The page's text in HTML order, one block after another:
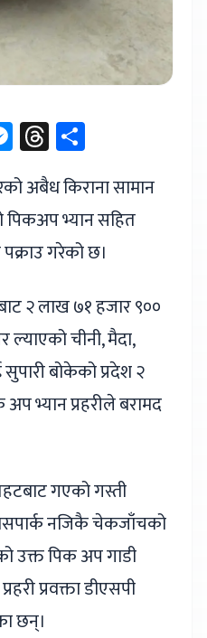
Messenger
Threads
अबैध किराना सामान
पिकअप भ्यान सहित
गरेको छ।
२ लाख ७१ हजार ९००
चीनी, मैदा,
बोकेको प्रदेश २
भ्यान प्रहरीले बरामद
गएको गस्ती
नजिकै चेकजाँचको
उक्त पिक अप गाडी
प्रवक्ता डीएसपी
छन्।